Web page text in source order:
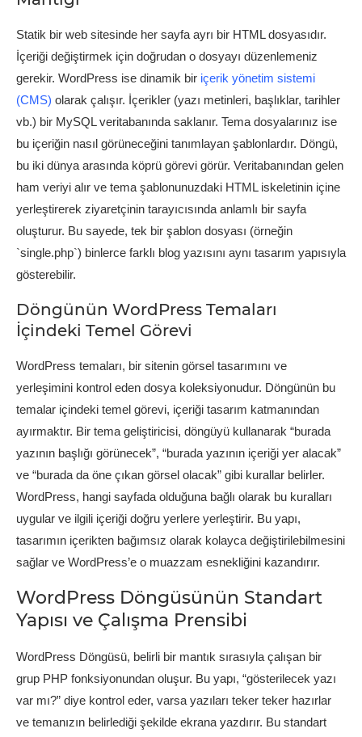
Statik bir web sitesinde her sayfa ayrı bir HTML dosyasıdır.
İçeriği değiştirmek için doğrudan o dosyayı düzenlemeniz
gerekir. WordPress ise dinamik bir içerik yönetim sistemi
(CMS) olarak çalışır. İçerikler (yazı metinleri, başlıklar, tarihler
vb.) bir MySQL veritabanında saklanır. Tema dosyalarınız ise
bu içeriğin nasıl görüneceğini tanımlayan şablonlardır. Döngü,
bu iki dünya arasında köprü görevi görür. Veritabanından gelen
ham veriyi alır ve tema şablonunuzdaki HTML iskeletinin içine
yerleştirerek ziyaretçinin tarayıcısında anlamlı bir sayfa
oluşturur. Bu sayede, tek bir şablon dosyası (örneğin
`single.php`) binlerce farklı blog yazısını aynı tasarım yapısıyla
gösterebilir.
Döngünün WordPress Temaları
İçindeki Temel Görevi
WordPress temaları, bir sitenin görsel tasarımını ve
yerleşimini kontrol eden dosya koleksiyonudur. Döngünün bu
temalar içindeki temel görevi, içeriği tasarım katmanından
ayırmaktır. Bir tema geliştiricisi, döngüyü kullanarak “burada
yazının başlığı görünecek”, “burada yazının içeriği yer alacak”
ve “burada da öne çıkan görsel olacak” gibi kurallar belirler.
WordPress, hangi sayfada olduğuna bağlı olarak bu kuralları
uygular ve ilgili içeriği doğru yerlere yerleştirir. Bu yapı,
tasarımın içerikten bağımsız olarak kolayca değiştirilebilmesini
sağlar ve WordPress’e o muazzam esnekliğini kazandırır.
WordPress Döngüsünün Standart
Yapısı ve Çalışma Prensibi
WordPress Döngüsü, belirli bir mantık sırasıyla çalışan bir
grup PHP fonksiyonundan oluşur. Bu yapı, “gösterilecek yazı
var mı?” diye kontrol eder, varsa yazıları teker teker hazırlar
ve temanızın belirlediği şekilde ekrana yazdırır. Bu standart